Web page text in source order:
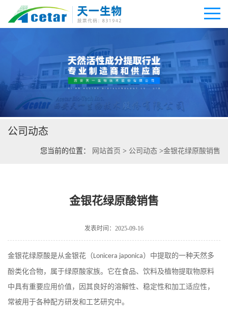
公司首页
公司介绍
公司动态
产品展厅
公司动态
您当前的位置： 网站首页 > 公司动态 >金银花绿原酸销售
金银花绿原酸销售
发表时间：2025-09-16
金银花绿原酸是从金银花（Lonicera japonica）中提取的一种天然多
酚类化合物，属于绿原酸家族。它在食品、饮料及植物提取物原料
中具有重要应用价值，因其良好的溶解性、稳定性和加工适应性，
常被用于各种配方研发和工艺研究中。